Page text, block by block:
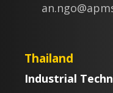
Thailand
Industrial